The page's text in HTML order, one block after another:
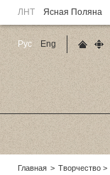
ЛНТ Ясная Поляна
Родительские
Главная Творчество
Рус
Eng